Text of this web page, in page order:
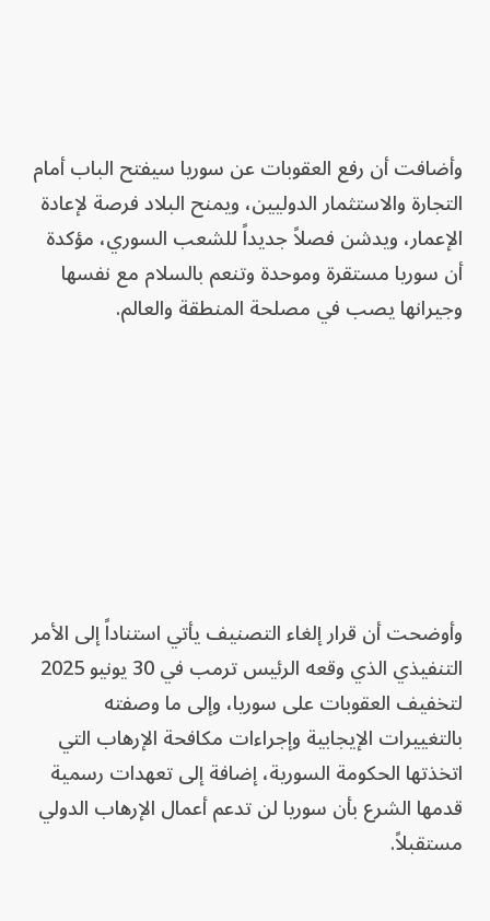
وأضافت أن رفع العقوبات عن سوريا سيفتح الباب أمام
التجارة والاستثمار الدوليين، ويمنح البلاد فرصة لإعادة
الإعمار، ويدشن فصلاً جديداً للشعب السوري، مؤكدة
أن سوريا مستقرة وموحدة وتنعم بالسلام مع نفسها
وجيرانها يصب في مصلحة المنطقة والعالم.
وأوضحت أن قرار إلغاء التصنيف يأتي استناداً إلى الأمر
التنفيذي الذي وقعه الرئيس ترمب في 30 يونيو 2025
لتخفيف العقوبات على سوريا، وإلى ما وصفته
بالتغييرات الإيجابية وإجراءات مكافحة الإرهاب التي
اتخذتها الحكومة السورية، إضافة إلى تعهدات رسمية
قدمها الشرع بأن سوريا لن تدعم أعمال الإرهاب الدولي
مستقبلاً.